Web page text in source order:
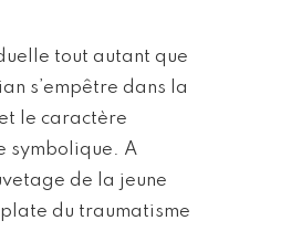
tout autant que
s’empêtre dans la
le caractère
symbolique. A
de la jeune
du traumatisme